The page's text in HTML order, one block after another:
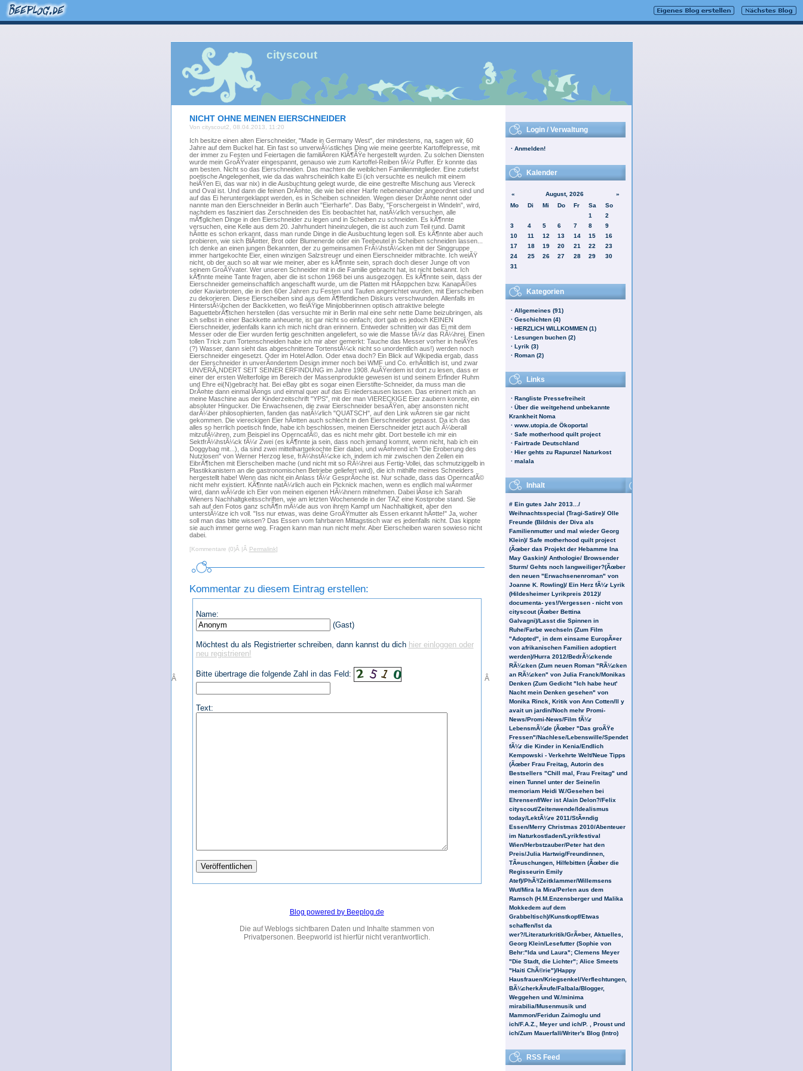
cityscout
Â
NICHT OHNE MEINEN EIERSCHNEIDER
Von cityscout2, 08.04.2013, 11:20
Ich besitze einen alten Eierschneider, "Made in Germany West", der mindestens, na, sagen wir, 60
Jahre auf dem Buckel hat. Ein fast so unverwÃ¼stliches Ding wie meine geerbte Kartoffelpresse, mit
der immer zu Festen und Feiertagen die familiÃ¤ren KlÃ¶ÃŸe hergestellt wurden. Zu solchen Diensten
wurde mein GroÃŸvater eingespannt, genauso wie zum Kartoffel-Reiben fÃ¼r Puffer. Er konnte das
am besten. Nicht so das Eierschneiden. Das machten die weiblichen Familienmitglieder. Eine zutiefst
poetische Angelegenheit, wie da das wahrscheinlich kalte Ei (ich versuchte es neulich mit einem
heiÃŸen Ei, das war nix) in die Ausbuchtung gelegt wurde, die eine gestreifte Mischung aus Viereck
und Oval ist. Und dann die feinen DrÃ¤hte, die wie bei einer Harfe nebeneinander angeordnet sind und
auf das Ei heruntergeklappt werden, es in Scheiben schneiden. Wegen dieser DrÃ¤hte nennt oder
nannte man den Eierschneider in Berlin auch "Eierharfe". Das Baby, "Forschergeist in Windeln", wird,
nachdem es fasziniert das Zerschneiden des Eis beobachtet hat, natÃ¼rlich versuchen, alle
mÃ¶glichen Dinge in den Eierschneider zu legen und in Scheiben zu schneiden. Es kÃ¶nnte
versuchen, eine Kelle aus dem 20. Jahrhundert hineinzulegen, die ist auch zum Teil rund. Damit
hÃ¤tte es schon erkannt, dass man runde Dinge in die Ausbuchtung legen soll. Es kÃ¶nnte aber auch
probieren, wie sich BlÃ¤tter, Brot oder Blumenerde oder ein Teebeutel in Scheiben schneiden lassen...
Ich denke an einen jungen Bekannten, der zu gemeinsamen FrÃ¼hstÃ¼cken mit der Singgruppe
immer hartgekochte Eier, einen winzigen Salzstreuer und einen Eierschneider mitbrachte. Ich weiÃŸ
nicht, ob der auch so alt war wie meiner, aber es kÃ¶nnte sein, sprach doch dieser Junge oft von
seinem GroÃŸvater. Wer unseren Schneider mit in die Familie gebracht hat, ist nicht bekannt. Ich
kÃ¶nnte meine Tante fragen, aber die ist schon 1968 bei uns ausgezogen. Es kÃ¶nnte sein, dass der
Eierschneider gemeinschaftlich angeschafft wurde, um die Platten mit HÃ¤ppchen bzw. KanapÃ©es
oder Kaviarbroten, die in den 60er Jahren zu Festen und Taufen angerichtet wurden, mit Eierscheiben
zu dekorieren. Diese Eierscheiben sind aus dem Ã¶ffentlichen Diskurs verschwunden. Allenfalls im
HinterstÃ¼bchen der Backketten, wo fleiÃŸige Minijobberinnen optisch attraktive belegte
BaguettebrÃ¶tchen herstellen (das versuchte mir in Berlin mal eine sehr nette Dame beizubringen, als
ich selbst in einer Backkette anheuerte, ist gar nicht so einfach; dort gab es jedoch KEINEN
Eierschneider, jedenfalls kann ich mich nicht dran erinnern. Entweder schnitten wir das Ei mit dem
Messer oder die Eier wurden fertig geschnitten angeliefert, so wie die Masse fÃ¼r das RÃ¼hrei. Einen
tollen Trick zum Tortenschneiden habe ich mir aber gemerkt: Tauche das Messer vorher in heiÃŸes
(?) Wasser, dann sieht das abgeschnittene TortenstÃ¼ck nicht so unordentlich aus!) werden noch
Eierschneider eingesetzt. Oder im Hotel Adlon. Oder etwa doch? Ein Blick auf Wikipedia ergab, dass
der Eierschneider in unverÃ¤ndertem Design immer noch bei WMF und Co. erhÃ¤ltlich ist, und zwar
UNVERÃ„NDERT SEIT SEINER ERFINDUNG im Jahre 1908. AuÃŸerdem ist dort zu lesen, dass er
einer der ersten Welterfolge im Bereich der Massenprodukte gewesen ist und seinem Erfinder Ruhm
und Ehre ei(N)gebracht hat. Bei eBay gibt es sogar einen Eierstifte-Schneider, da muss man die
DrÃ¤hte dann einmal lÃ¤ngs und einmal quer auf das Ei niedersausen lassen. Das erinnert mich an
meine Maschine aus der Kinderzeitschrift "YPS", mit der man VIERECKIGE Eier zaubern konnte, ein
absoluter Hingucker. Die Erwachsenen, die zwar Eierschneider besaÃŸen, aber ansonsten nicht
darÃ¼ber philosophierten, fanden das natÃ¼rlich "QUATSCH", auf den Link wÃ¤ren sie gar nicht
gekommen. Die viereckigen Eier hÃ¤tten auch schlecht in den Eierschneider gepasst. Da ich das
alles so herrlich poetisch finde, habe ich beschlossen, meinen Eierschneider jetzt auch Ã¼berall
mitzufÃ¼hren, zum Beispiel ins OperncafÃ©, das es nicht mehr gibt. Dort bestelle ich mir ein
SektfrÃ¼hstÃ¼ck fÃ¼r Zwei (es kÃ¶nnte ja sein, dass noch jemand kommt, wenn nicht, hab ich ein
Doggybag mit...), da sind zwei mittelhartgekochte Eier dabei, und wÃ¤hrend ich "Die Eroberung des
Nutzlosen" von Werner Herzog lese, frÃ¼hstÃ¼cke ich, indem ich mir zwischen den Zeilen ein
EibrÃ¶tchen mit Eierscheiben mache (und nicht mit so RÃ¼hrei aus Fertig-Vollei, das schmutziggelb in
Plastikkanistern an die gastronomischen Betriebe geliefert wird), die ich mithilfe meines Schneiders
hergestellt habe! Wenn das nicht ein Anlass fÃ¼r GesprÃ¤che ist. Nur schade, dass das OperncafÃ©
nicht mehr existiert. KÃ¶nnte natÃ¼rlich auch ein Picknick machen, wenn es endlich mal wÃ¤rmer
wird, dann wÃ¼rde ich Eier von meinen eigenen HÃ¼hnern mitnehmen. Dabei lÃ¤se ich Sarah
Wieners Nachhaltgkeitsschriften, wie am letzten Wochenende in der TAZ eine Kostprobe stand. Sie
sah auf den Fotos ganz schÃ¶n mÃ¼de aus von ihrem Kampf um Nachhaltigkeit, aber den
unterstÃ¼tze ich voll. "Iss nur etwas, was deine GroÃŸmutter als Essen erkannt hÃ¤tte!" Ja, woher
soll man das bitte wissen? Das Essen vom fahrbaren Mittagstisch war es jedenfalls nicht. Das kippte
sie auch immer gerne weg. Fragen kann man nun nicht mehr. Aber Eierscheiben waren sowieso nicht
dabei.
[Kommentare (0)Â |Â Permalink]
Kommentar zu diesem Eintrag erstellen:
Name:
(Gast)
Möchtest du als Registrierter schreiben, dann kannst du dich hier einloggen oder
neu registrieren!
Bitte übertrage die folgende Zahl in das Feld:
Text:
Blog powered by Beeplog.de
Die auf Weblogs sichtbaren Daten und Inhalte stammen von
Privatpersonen. Beepworld ist hierfür nicht verantwortlich.
Â
Login / Verwaltung
· Anmelden!
Kalender
« August, 2026
»
Mo
Di Mi Do Fr Sa
So
1
2
3
4 5 6 7 8
9
10
11 12 13 14 15
16
17
18 19 20 21 22
23
24
25 26 27 28 29
30
31
Kategorien
· Allgemeines (91)
· Geschichten (4)
· HERZLICH WILLKOMMEN (1)
· Lesungen buchen (2)
· Lyrik (3)
· Roman (2)
Links
· Rangliste Pressefreiheit
· Über die weitgehend unbekannte
Krankheit Noma
· www.utopia.de Ökoportal
· Safe motherhood quilt project
· Fairtrade Deutschland
· Hier gehts zu Rapunzel Naturkost
· malala
Inhalt
# Ein gutes Jahr 2013.../
Weihnachtsspecial (Tragi-Satire)/ Olle
Freunde (Bildnis der Diva als
Familienmutter und mal wieder Georg
Klein)/ Safe motherhood quilt project
(Ãœber das Projekt der Hebamme Ina
May Gaskin)/ Anthologie/ Browsender
Sturm/ Gehts noch langweiliger?(Ãœber
den neuen "Erwachsenenroman" von
Joanne K. Rowling)/ Ein Herz fÃ¼r Lyrik
(Hildesheimer Lyrikpreis 2012)/
documenta- yes!/Vergessen - nicht von
cityscout (Ãœber Bettina
Galvagni)/Lasst die Spinnen in
Ruhe/Farbe wechseln (Zum Film
"Adopted", in dem einsame EuropÃ¤er
von afrikanischen Familien adoptiert
werden)/Hurra 2012/BedrÃ¼ckende
RÃ¼cken (Zum neuen Roman "RÃ¼cken
an RÃ¼cken" von Julia Franck/Monikas
Denken (Zum Gedicht "Ich habe heut'
Nacht mein Denken gesehen" von
Monika Rinck, Kritik von Ann Cotten/Il y
avait un jardin/Noch mehr Promi-
News/Promi-News/Film fÃ¼r
LebensmÃ¼de (Ãœber "Das groÃŸe
Fressen"/Nachlese/Lebenswille/Spendet
fÃ¼r die Kinder in Kenia/Endlich
Kempowski - Verkehrte Welt/Neue Tipps
(Ãœber Frau Freitag, Autorin des
Bestsellers "Chill mal, Frau Freitag" und
einen Tunnel unter der Seine/in
memoriam Heidi W./Gesehen bei
Ehrensenf/Wer ist Alain Delon?/Felix
cityscout/Zeitenwende/Idealismus
today/LektÃ¼re 2011/StÃ¤ndig
Essen/Merry Christmas 2010/Abenteuer
im Naturkostladen/Lyrikfestival
Wien/Herbstzauber/Peter hat den
Preis/Julia Hartwig/Freundinnen,
TÃ¤uschungen, Hilfebitten (Ãœber die
Regisseurin Emily
Atef)/PhÃ³/Zeitklammer/Willemsens
Wut/Mira la Mira/Perlen aus dem
Ramsch (H.M.Enzensberger und Malika
Mokkedem auf dem
Grabbeltisch)/Kunstkopf/Etwas
schaffen/Ist da
wer?/Literaturkritik/GrÃ¤ber, Aktuelles,
Georg Klein/Lesefutter (Sophie von
Behr:"Ida und Laura"; Clemens Meyer
"Die Stadt, die Lichter"; Alice Smeets
"Haiti ChÃ©rie")/Happy
Hausfrauen/Kriegsenkel/Verflechtungen,
BÃ¼cherkÃ¤ufe/Falbala/Blogger,
Weggehen und W./minima
mirabilia/Musenmusik und
Mammon/Feridun Zaimoglu und
ich/F.A.Z., Meyer und ich/P. , Proust und
ich/Zum Mauerfall/Writer's Blog (Intro)
RSS Feed